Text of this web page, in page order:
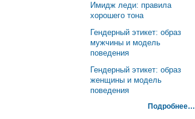
Имидж леди: правила
хорошего тона
Гендерный этикет: образ
мужчины и модель
поведения
Гендерный этикет: образ
женщины и модель
поведения
Подробнее…